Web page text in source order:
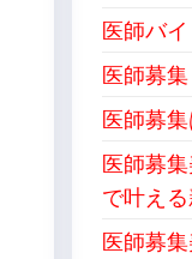
医師バ
医師募集
医師募
医師募
で叶え
医師募